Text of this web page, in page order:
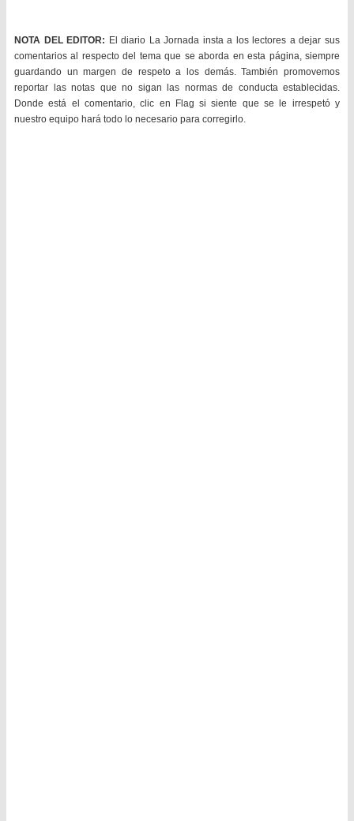
NOTA DEL EDITOR: El diario La Jornada insta a los lectores a dejar sus
comentarios al respecto del tema que se aborda en esta página, siempre
guardando un margen de respeto a los demás. También promovemos
reportar las notas que no sigan las normas de conducta establecidas.
Donde está el comentario, clic en Flag si siente que se le irrespetó y
nuestro equipo hará todo lo necesario para corregirlo.